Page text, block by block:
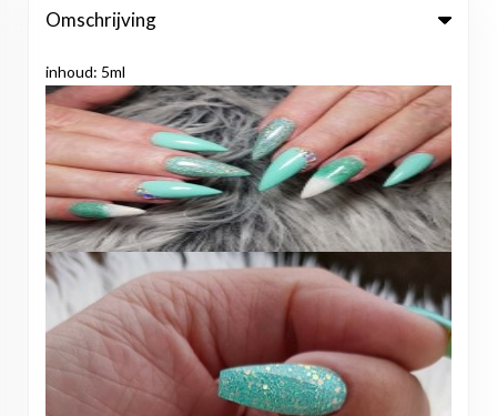
Omschrijving
inhoud: 5ml